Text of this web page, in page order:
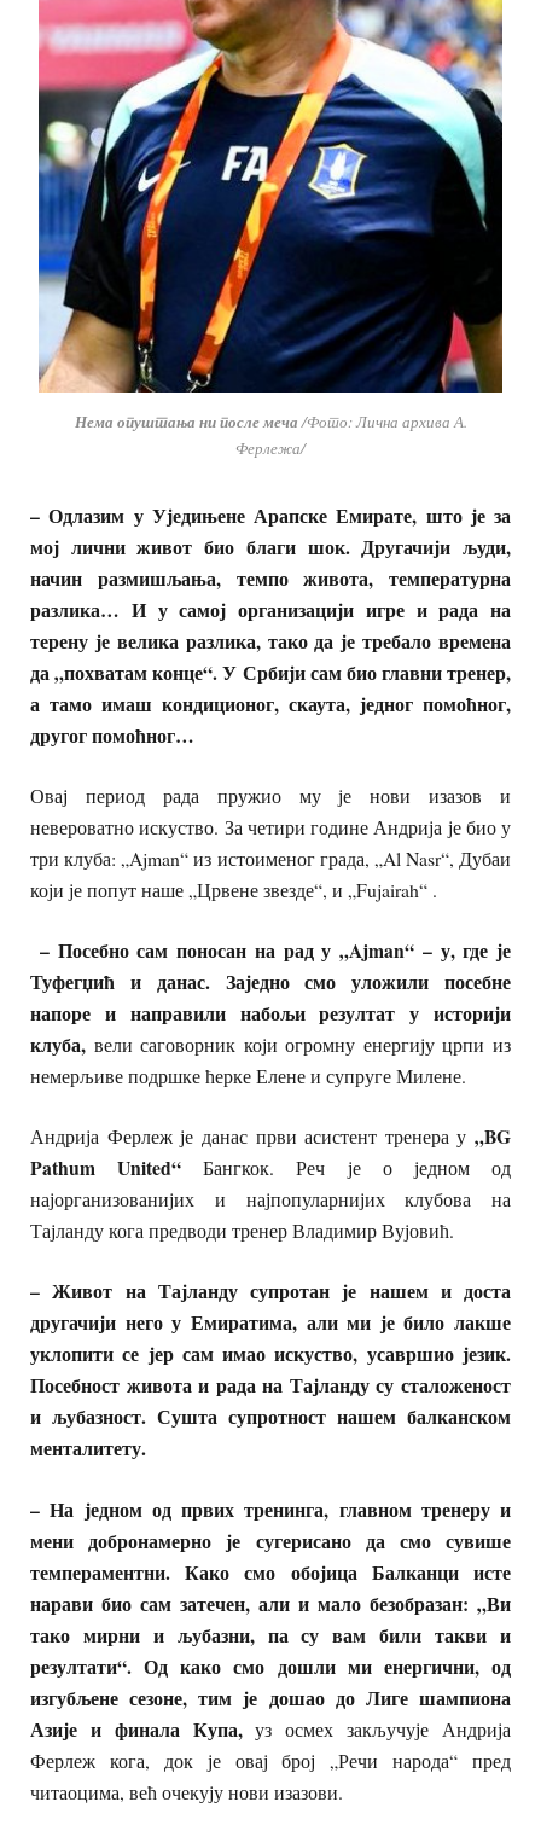
Нема опуштања ни после меча/Фото: Лична архива А.
Ферлежа/
– Одлазим у Уједињене Арапске Емирате, што је за
мој лични живот био благи шок. Другачији људи,
начин размишљања, темпо живота, температурна
разлика… И у самој организацији игре и рада на
терену је велика разлика, тако да је требало времена
да „похватам конце“. У Србији сам био главни тренер,
а тамо имаш кондиционог, скаута, једног помоћног,
другог помоћног…
Овај период рада пружио му је нови изазов и
невероватно искуство. За четири године Андрија је био у
три клуба: „Ajman“ из истоименог града, „Al Nasr“, Дубаи
који је попут наше „Црвене звезде“, и „Fujairah“ .
– Посебно сам поносан на рад у „Ajman“ – у, где је
Туфегџић и данас. Заједно смо уложили посебне
напоре и направили набољи резултат у историји
клуба, вели саговорник који огромну енергију црпи из
немерљиве подршке ћерке Елене и супруге Милене.
Андрија Ферлеж је данас први асистент тренера у „BG
Pathum United“ Бангкок. Реч је о једном од
најорганизованијих и најпопуларнијих клубова на
Тајланду кога предводи тренер Владимир Вујовић.
– Живот на Тајланду супротан је нашем и доста
другачији него у Емиратима, али ми је било лакше
уклопити се јер сам имао искуство, усавршио језик.
Посебност живота и рада на Тајланду су сталоженост
и љубазност. Сушта супротност нашем балканском
менталитету.
– На једном од првих тренинга, главном тренеру и
мени добронамерно је сугерисано да смо сувише
темпераментни. Како смо обојица Балканци исте
нарави био сам затечен, али и мало безобразан: „Ви
тако мирни и љубазни, па су вам били такви и
резултати“. Од како смо дошли ми енергични, од
изгубљене сезоне, тим је дошао до Лиге шампиона
Азије и финала Купа,уз осмех закључује Андрија
Ферлеж кога, док је овај број „Речи народа“ пред
читаоцима, већ очекују нови изазови.